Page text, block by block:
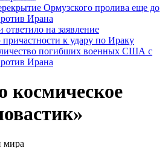
Ормузского пролива еще до
Ирана
ответило на заявление
к удару по Ираку
погибших военных США с
Ирана
космическое